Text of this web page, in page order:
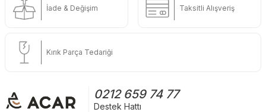
İade & Değişim Taksitli Alışveriş
Kırık Parça Tedariği
0212 659 74 77
Destek Hattı